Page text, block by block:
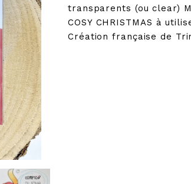
transparents (ou clear)
COSY CHRISTMAS à
Création française de